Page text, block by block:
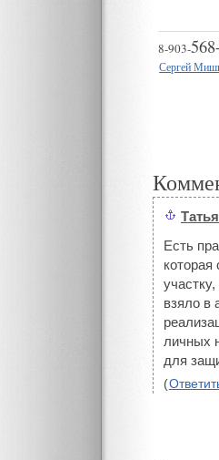
8-903-
Сергей
Есть
взяло в
личных
для
(